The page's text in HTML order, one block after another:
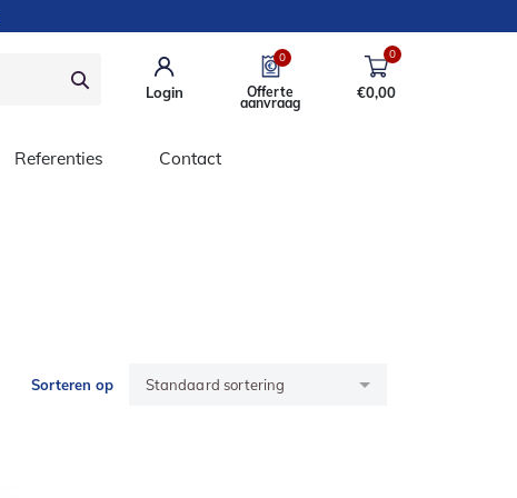
Login
0
Offerte
aanvraag
0
€0,00
Referenties Contact
Sorteren op